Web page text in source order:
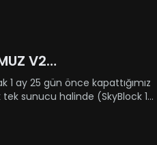
V2
1 ay 25 gün önce kapattığımız
tek sunucu halinde (SkyBlock 1-